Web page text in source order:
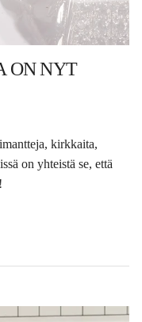
ON NYT
kirkkaita,
on yhteistä se, että